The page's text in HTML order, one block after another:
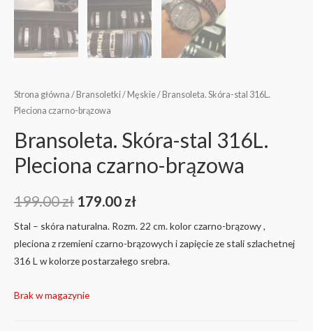
Strona główna / Bransoletki/ Męskie/ Bransoleta. Skóra-stal 316L.
Pleciona czarno-brązowa
Bransoleta. Skóra-stal 316L.
Pleciona czarno-brązowa
199.00zł 179.00 zł
Stal – skóra naturalna. Rozm. 22 cm. kolor czarno-brązowy ,
pleciona z rzemieni czarno-brązowych i zapięcie ze stali szlachetnej
316 L w kolorze postarzałego srebra.
Brak w magazynie